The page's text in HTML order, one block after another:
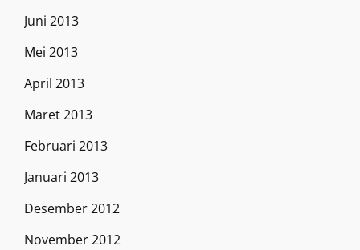
Juni 2013
Mei 2013
April 2013
Maret 2013
Februari 2013
Januari 2013
Desember 2012
November 2012